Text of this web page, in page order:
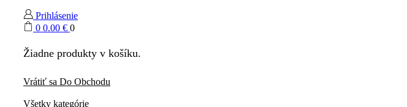
Prihlásenie
0 0.00 € 0
Žiadne produkty v košíku.
Vrátiť sa Do Obchodu
Všetky kategórie